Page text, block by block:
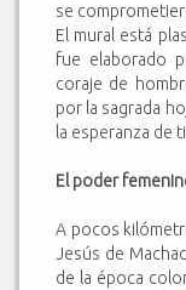
se
El mural está
fue elaborado
coraje de
por la sagrada
la esperanza de
El poder
A pocos
Jesús de
de la época